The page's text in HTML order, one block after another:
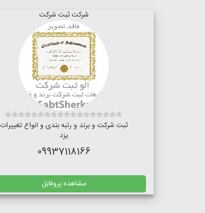
شرکت ثبت شرکت
ثبت شرکت و برند و رتبه بندی و انواع تغییرات
یزد
09937118166
مشاهده پروفایل